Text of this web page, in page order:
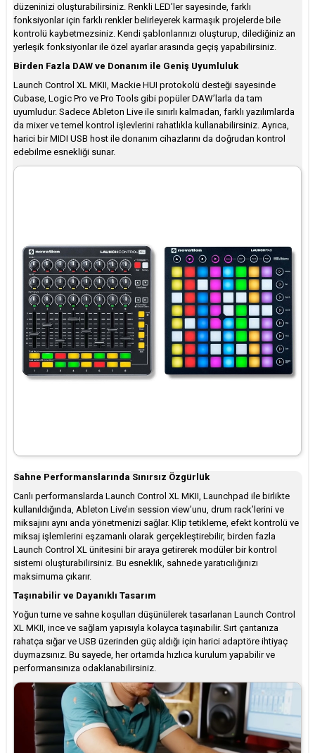
düzeninizi oluşturabilirsiniz. Renkli LED’ler sayesinde, farklı
fonksiyonlar için farklı renkler belirleyerek karmaşık projelerde bile
kontrolü kaybetmezsiniz. Kendi şablonlarınızı oluşturup, dilediğiniz an
yerleşik fonksiyonlar ile özel ayarlar arasında geçiş yapabilirsiniz.
Birden Fazla DAW ve Donanım ile Geniş Uyumluluk
Launch Control XL MKII, Mackie HUI protokolü desteği sayesinde
Cubase, Logic Pro ve Pro Tools gibi popüler DAW’larla da tam
uyumludur. Sadece Ableton Live ile sınırlı kalmadan, farklı yazılımlarda
da mixer ve temel kontrol işlevlerini rahatlıkla kullanabilirsiniz. Ayrıca,
harici bir MIDI USB host ile donanım cihazlarını da doğrudan kontrol
edebilme esnekliği sunar.
Sahne Performanslarında Sınırsız Özgürlük
Canlı performanslarda Launch Control XL MKII, Launchpad ile birlikte
kullanıldığında, Ableton Live’ın session view’unu, drum rack’lerini ve
miksajını aynı anda yönetmenizi sağlar. Klip tetikleme, efekt kontrolü ve
miksaj işlemlerini eşzamanlı olarak gerçekleştirebilir, birden fazla
Launch Control XL ünitesini bir araya getirerek modüler bir kontrol
sistemi oluşturabilirsiniz. Bu esneklik, sahnede yaratıcılığınızı
maksimuma çıkarır.
Taşınabilir ve Dayanıklı Tasarım
Yoğun turne ve sahne koşulları düşünülerek tasarlanan Launch Control
XL MKII, ince ve sağlam yapısıyla kolayca taşınabilir. Sırt çantanıza
rahatça sığar ve USB üzerinden güç aldığı için harici adaptöre ihtiyaç
duymazsınız. Bu sayede, her ortamda hızlıca kurulum yapabilir ve
performansınıza odaklanabilirsiniz.